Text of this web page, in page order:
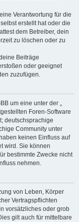
Verantwortung für die
erstellt hat oder die
dem Betreiber, dein
zu löschen oder zu
Beiträge
oder geeignet
zuzufügen.
um eine unter der „
Foren-Software
deutschsprachige
Community unter
keinen Einfluss auf
wird. Sie können
bestimmte Zwecke nicht
nehmen.
von Leben, Körper
Vertragspflichten
vorsätzliches oder grob
gilt auch für mittelbare